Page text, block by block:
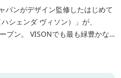
パンがデザイン監修したはじめて
シェンダ ヴィソン）」が、
も緑豊かな
。 ホテル名
園の主の館を...